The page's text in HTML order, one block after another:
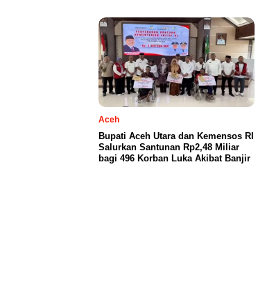
Aceh
Bupati Aceh Utara dan Kemensos RI
Salurkan Santunan Rp2,48 Miliar
bagi 496 Korban Luka Akibat Banjir